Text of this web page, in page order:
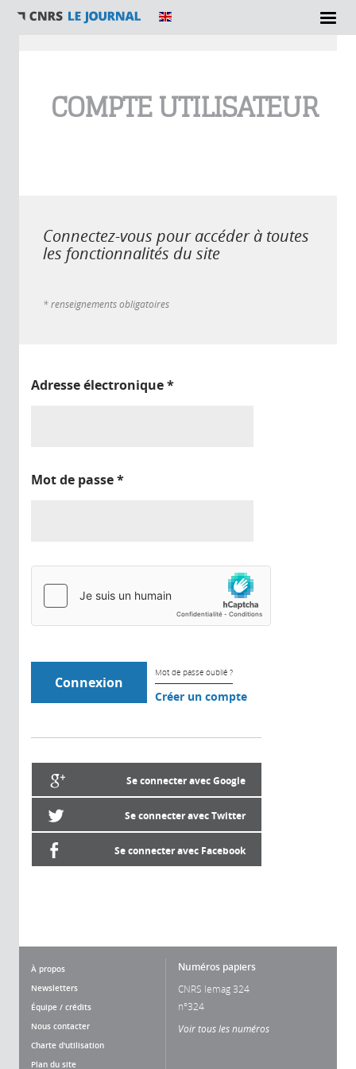
COMPTE UTILISATEUR
Connectez-vous pour accéder à toutes
les fonctionnalités du site
* renseignements obligatoires
Adresse électronique*
Mot de passe*
Mot de passe oublié ?
Créer un compte
Se connecter avec Google
Se connecter avec Twitter
Se connecter avec Facebook
À propos
Newsletters
Équipe / crédits
Nous contacter
Charte d'utilisation
Plan du site
Numéros papiers
CNRS lemag 324
n°324
Voir tous les numéros